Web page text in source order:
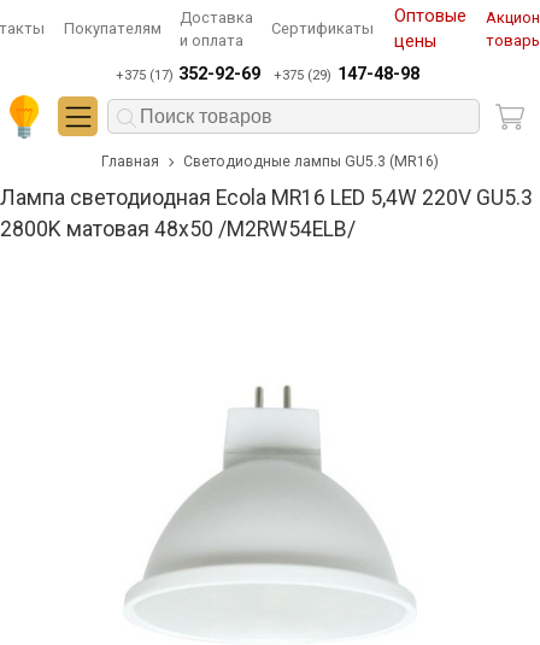
Покупателям
Доставка
и оплата
Сертификаты
Оптовые
цены
+375 (17) 352-92-69 +375 (29) 147-48-98
Главная Светодиодные лампы GU5.3 (MR16)
Лампа светодиодная Ecola MR16 LED 5,4W 220V GU5.3
2800K матовая 48x50 /M2RW54ELB/